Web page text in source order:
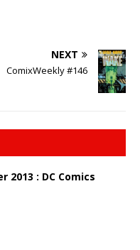
NEXT
ComixWeekly #146
2013 : DC Comics